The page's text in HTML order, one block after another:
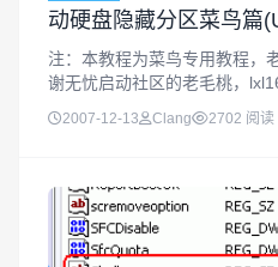
动硬盘隐藏分区菜鸟篇
注：本教程为菜鸟专用教程，
谢无忧启动社区的老毛桃，
才有我们今天简单易用的PE
在老毛桃兄弟的WinPE基础上
2007-12-13 Clang 2702 阅读